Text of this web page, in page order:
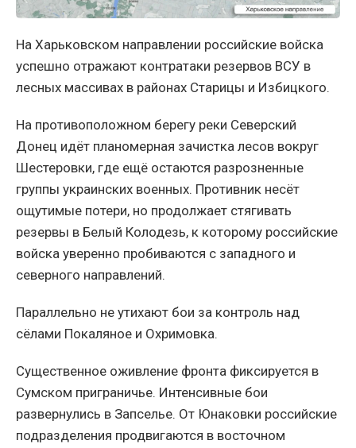
На Харьковском направлении российские войска
успешно отражают контратаки резервов ВСУ в
лесных массивах в районах Старицы и Избицкого.
На противоположном берегу реки Северский
Донец идёт планомерная зачистка лесов вокруг
Шестеровки, где ещё остаются разрозненные
группы украинских военных. Противник несёт
ощутимые потери, но продолжает стягивать
резервы в Белый Колодезь, к которому российские
войска уверенно пробиваются с западного и
северного направлений.
Параллельно не утихают бои за контроль над
сёлами Покаляное и Охримовка.
Существенное оживление фронта фиксируется в
Сумском приграничье. Интенсивные бои
развернулись в Запселье. От Юнаковки российские
подразделения продвигаются в восточном